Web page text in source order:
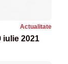
Actualitate
iulie 2021